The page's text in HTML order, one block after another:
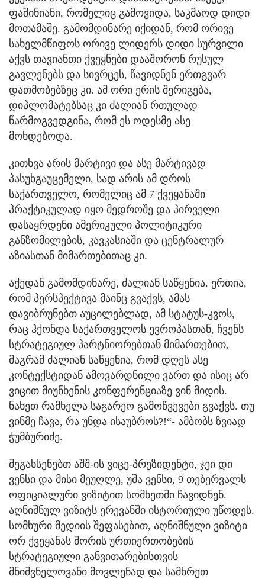
ფაშინიანი, რომელიც გამოვიდა, საკმაოდ დიდი
მოთამაშე. გამომდინარე იქიდან, რომ ორივე
სახელმწიფოს ორივე ლიდერს დიდი სურვილი
აქვს თავიანთი ქვეყნები დააშორონ რუსულ
გავლენებს და სივრცეს, წავიდნენ ერთგვარ
დათმობებზეც კი. ამ ორი ერის შერიგება,
დიპლომატებსაც კი ძალიან რთულად
წარმოგვედგინა, რომ ეს ოდესმე ასე
მოხდებოდა.
კითხვა არის მარტივი და ასე მარტივად
პასუხგაუცემელი, სად არის ამ დროს
საქართველო, რომელიც ამ 7 ქვეყანაში
პრაქტიკულად იყო მედროშე და პირველი
დასაყრდენი ამერიკული პოლიტიკური
განზომილების, კავკასიაში და ცენტრალურ
აზიასთან მიმართებითაც კი.
აქედან გამომდინარე, ძალიან საწყენია. ერთია,
რომ პერსპექტივა მაინც გვაქვს, ამას
დავიბრუნებთ აუცილებლად, ამ სტატუს-კვოს,
რაც ჰქონდა საქართველოს ევროპასთან, ჩვენს
სტრატეგიულ პარტნიორებთან მიმართებით,
მაგრამ ძალიან საწყენია, რომ დღეს ასე
კონტექსტიდან ამოვარდნილი ვართ და ისიც არ
ვიცით მიუნხენის კონფერენციაზე ვინ მიდის.
ნახეთ რამხელა საგარეო გამოწვევები გვაქვს. თუ
ვინმე ჩავა, რა უნდა ისაუბროს?!“- ამბობს ზვიად
ჭუმბურიძე.
შეგახსენებთ აშშ-ის ვიცე-პრეზიდენტი, ჯეი დი
ვენსი და მისი მეუღლე, უშა ვენსი, 9 თებერვალს
ოფიციალური ვიზიტით სომხეთში ჩავიდნენ.
აღნიშნულ ვიზიტს ერევანში ისტორიული უწოდეს.
სომხური მედიის შეფასებით, აღნიშნული ვიზიტი
ორ ქვეყანას შორის ურთიერთობების
სტრატეგიული განვითარებისთვის
მნიშვნელოვანი მოვლენად და სამხრეთ